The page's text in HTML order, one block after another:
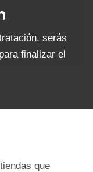
serás
finalizar el
que